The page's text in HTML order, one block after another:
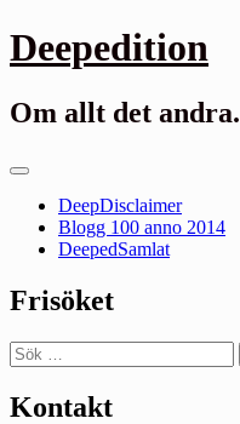
Gå
till
Deepedition
Om allt det andra.
Primär
DeepDisclaimer
Blogg 100 anno 2014
DeepedSamlat
Frisöket
Sök
efter:
Kontakt